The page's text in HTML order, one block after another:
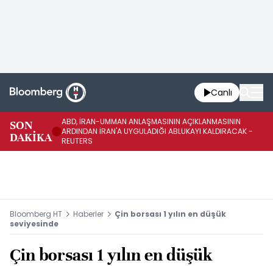
Canlı
SON
DAKİKA
ABD, İRAN-UMMAN ANLAŞMASININ AÇIKLANMASININ
ARDINDAN İRAN'A UYGULADIĞI ABLUKAYI KALDIRACAK -
REUTERS
Bloomberg HT Haberler
Çin borsası 1 yılın en düşük
seviyesinde
Çin borsası 1 yılın en düşük